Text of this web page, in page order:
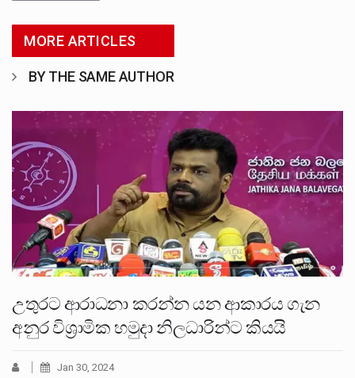
MORE ARTICLES
BY THE SAME AUTHOR
උතුරට ආරාධනා කරන්න යන ආකාරය ගැන
අනුර විශ්‍රාමික හමුදා නිලධාරින්ට කියයි
Jan 30, 2024